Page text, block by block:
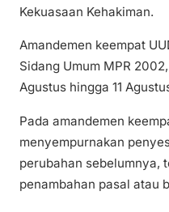
Kekuasaan Kehakiman.
Amandemen keempat
Sidang Umum MPR
Agustus hingga 11
Pada amandemen
menyempurnakan
perubahan sebelumnya,
penambahan pasal atau